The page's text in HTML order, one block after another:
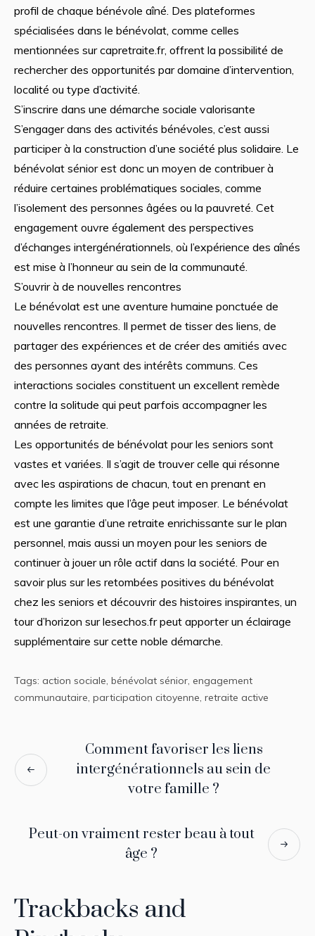
profil de chaque bénévole aîné. Des plateformes
spécialisées dans le bénévolat, comme celles
mentionnées sur capretraite.fr, offrent la possibilité de
rechercher des opportunités par domaine d’intervention,
localité ou type d’activité.
S’inscrire dans une démarche sociale valorisante
S’engager dans des activités bénévoles, c’est aussi
participer à la construction d’une société plus solidaire. Le
bénévolat sénior est donc un moyen de contribuer à
réduire certaines problématiques sociales, comme
l’isolement des personnes âgées ou la pauvreté. Cet
engagement ouvre également des perspectives
d’échanges intergénérationnels, où l’expérience des aînés
est mise à l’honneur au sein de la communauté.
S’ouvrir à de nouvelles rencontres
Le bénévolat est une aventure humaine ponctuée de
nouvelles rencontres. Il permet de tisser des liens, de
partager des expériences et de créer des amitiés avec
des personnes ayant des intérêts communs. Ces
interactions sociales constituent un excellent remède
contre la solitude qui peut parfois accompagner les
années de retraite.
Les opportunités de bénévolat pour les seniors sont
vastes et variées. Il s’agit de trouver celle qui résonne
avec les aspirations de chacun, tout en prenant en
compte les limites que l’âge peut imposer. Le bénévolat
est une garantie d’une retraite enrichissante sur le plan
personnel, mais aussi un moyen pour les seniors de
continuer à jouer un rôle actif dans la société. Pour en
savoir plus sur les retombées positives du bénévolat
chez les seniors et découvrir des histoires inspirantes, un
tour d’horizon sur lesechos.fr peut apporter un éclairage
supplémentaire sur cette noble démarche.
Tags: action sociale, bénévolat sénior, engagement
communautaire, participation citoyenne, retraite active
Comment favoriser les liens
intergénérationnels au sein de
votre famille ?
Peut-on vraiment rester beau à tout
âge ?
Trackbacks and